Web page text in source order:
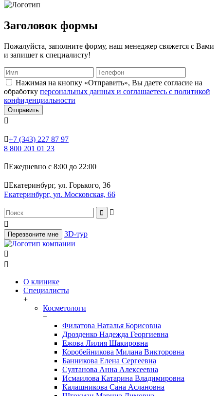
Заголовок формы
Пожалуйста, заполните форму, наш менеджер свяжется с Вами
и запишет к специалисту!
Нажимая на кнопку «Отправить», Вы даете согласие на
обработку персональных данных и соглашаетесь с политикой
конфиденциальности
Отправить

+7 (343) 227 87 97
8 800 201 01 23
Ежедневно с 8:00 до 22:00
Екатеринбург, ул. Горького, 36
Екатеринбург, ул. Московская, 66



Перезвоните мне 3D-тур


О клинике
Специалисты
+
Косметологи
+
Филатова Наталья Борисовна
Дрозденко Надежда Георгиевна
Ежова Лилия Шакировна
Коробейникова Милана Викторовна
Банникова Елена Сергеевна
Султанова Анна Алексеевна
Исмаилова Катарина Владимировна
Калашникова Сана Аслановна